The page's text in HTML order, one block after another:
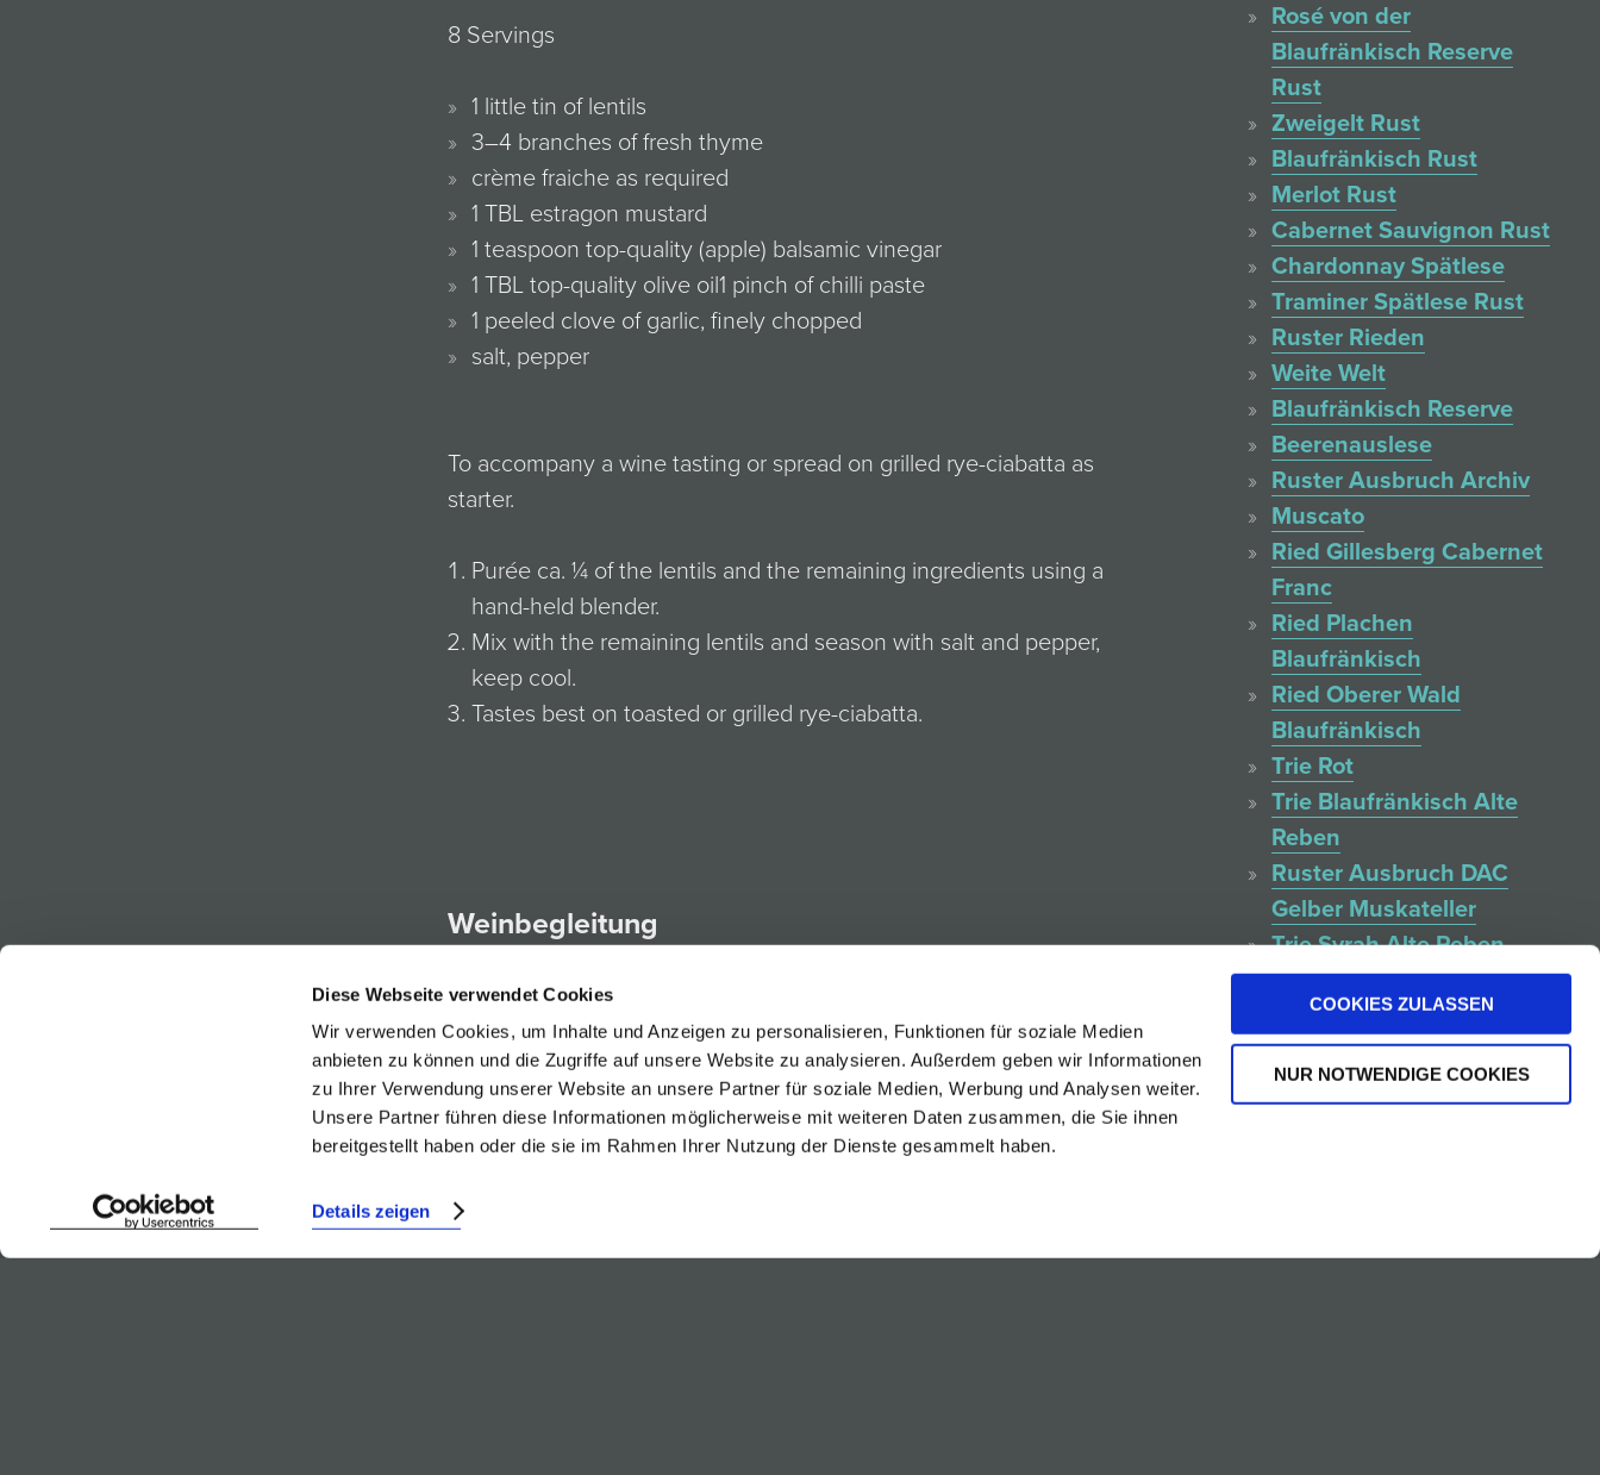
Diese Webseite verwendet Cookies
Wir verwenden Cookies, um Inhalte und Anzeigen zu personalisieren, Funktionen für soziale Medien
anbieten zu können und die Zugriffe auf unsere Website zu analysieren. Außerdem geben wir Informationen
zu Ihrer Verwendung unserer Website an unsere Partner für soziale Medien, Werbung und Analysen weiter.
Unsere Partner führen diese Informationen möglicherweise mit weiteren Daten zusammen, die Sie ihnen
bereitgestellt haben oder die sie im Rahmen Ihrer Nutzung der Dienste gesammelt haben.
Details zeigen
COOKIES ZULASSEN
NUR NOTWENDIGE COOKIES
8 Servings
1 little tin of lentils
3–4 branches of fresh thyme
crème fraiche as required
1 TBL estragon mustard
1 teaspoon top-quality (apple) balsamic vinegar
1 TBL top-quality olive oil1 pinch of chilli paste
1 peeled clove of garlic, finely chopped
salt, pepper
To accompany a wine tasting or spread on grilled rye-ciabatta as
starter.
Purée ca. ¼ of the lentils and the remaining ingredients using a
hand-held blender.
Mix with the remaining lentils and season with salt and pepper,
keep cool.
Tastes best on toasted or grilled rye-ciabatta.
Weinbegleitung
Zweigelt Rust
Merlot Rust
Blaufränkisch Rust
Rosé von der
Blaufränkisch Reserve
Rust
Zweigelt Rust
Blaufränkisch Rust
Merlot Rust
Cabernet Sauvignon Rust
Chardonnay Spätlese
Traminer Spätlese Rust
Ruster Rieden
Weite Welt
Blaufränkisch Reserve
Beerenauslese
Ruster Ausbruch Archiv
Muscato
Ried Gillesberg Cabernet
Franc
Ried Plachen
Blaufränkisch
Ried Oberer Wald
Blaufränkisch
Trie Rot
Trie Blaufränkisch Alte
Reben
Ruster Ausbruch DAC
Gelber Muskateller
Trie Syrah Alte Reben
Ried Geyerumriss Furmint
Ruster Ausbruch DAC
Leithaberg DAC
Blaufränkisch